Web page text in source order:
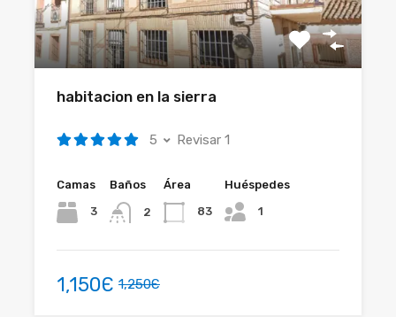
habitacion en la sierra
5 Revisar 1
Camas
3
Baños
2
Área
83
Huéspedes
1
1,150Є 1,250Є